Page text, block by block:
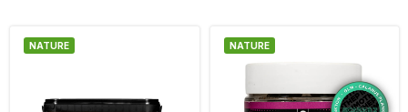
NATURE NATURE